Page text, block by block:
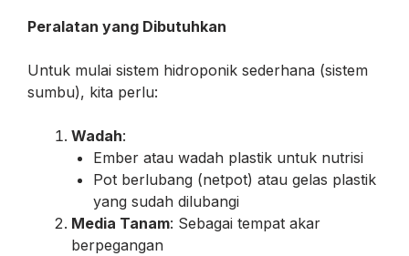
Peralatan yang Dibutuhkan
Untuk mulai sistem hidroponik sederhana (sistem
sumbu), kita perlu:
Wadah:
Ember atau wadah plastik untuk nutrisi
Pot berlubang (netpot) atau gelas plastik
yang sudah dilubangi
Media Tanam: Sebagai tempat akar
berpegangan